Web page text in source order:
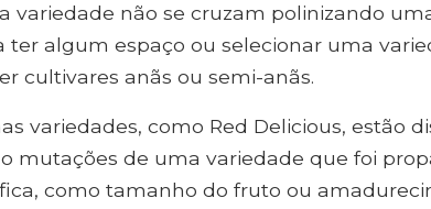
variedade não se cruzam polinizando
ter algum espaço ou selecionar uma
cultivares anãs ou semi-anãs.
variedades, como Red Delicious, estão
mutações de uma variedade que foi
como tamanho do fruto ou